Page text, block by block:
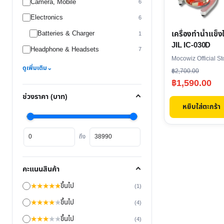
6
Electronics 6
Batteries & Charger 1
Headphone & Headsets 7
ดูเพิ่มเติม⌄
ช่วงราคา (บาท)
ราคา
ต่ำ
สุด
ถึง
ราคา
สูงสุด
คะแนนสินค้า
★★★★★ขึ้นไป (1)
★★★★★ขึ้นไป (4)
★★★★★ขึ้นไป (4)
เครื่องทำน้ำแข็ง
JIL IC-030D
Mocowiz Official
฿2,700.00
Original
price
was:
฿2,700.00.
฿1,590.00
Current
price
฿1,590.00.
หยิบใส่ตะกร้า